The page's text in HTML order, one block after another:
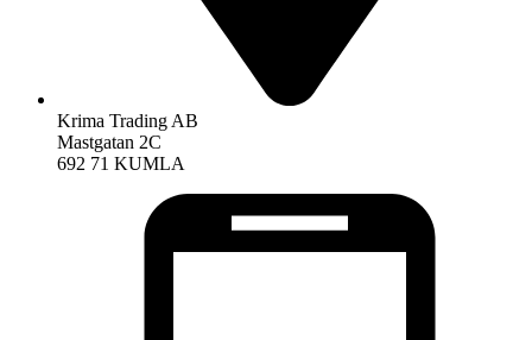
Krima Trading AB
Mastgatan 2C
692 71 KUMLA